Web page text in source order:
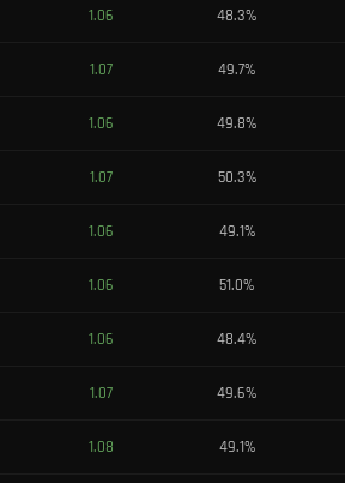
1.06 48.3%
1.07 49.7%
1.06 49.8%
1.07 50.3%
1.06 49.1%
1.06 51.0%
1.06 48.4%
1.07 49.6%
1.08 49.1%